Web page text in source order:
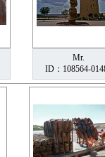
Mr.
ID：108564-